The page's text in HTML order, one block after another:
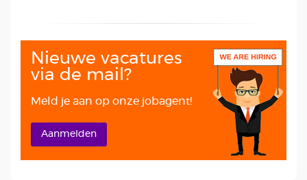
Nieuwe vacatures
via de mail?
Meld je aan op onze jobagent!
Aanmelden